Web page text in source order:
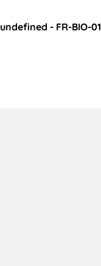
undefined - FR-BIO-01